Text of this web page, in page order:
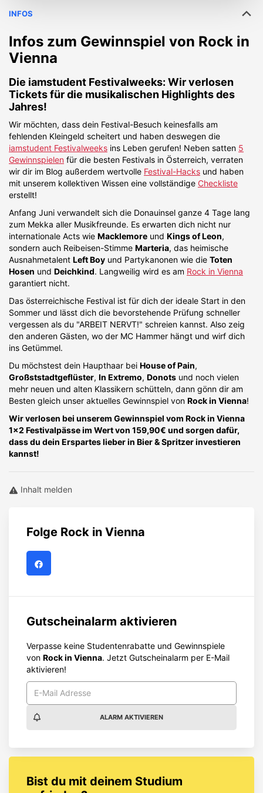
INFOS
Infos zum Gewinnspiel von Rock in
Vienna
Die iamstudent Festivalweeks: Wir verlosen
Tickets für die musikalischen Highlights des
Jahres!
Wir möchten, dass dein Festival-Besuch keinesfalls am
fehlenden Kleingeld scheitert und haben deswegen die
iamstudent Festivalweeks ins Leben gerufen! Neben satten 5
Gewinnspielen für die besten Festivals in Österreich, verraten
wir dir im Blog außerdem wertvolle Festival-Hacks und haben
mit unserem kollektiven Wissen eine vollständige Checkliste
erstellt!
Anfang Juni verwandelt sich die Donauinsel ganze 4 Tage lang
zum Mekka aller Musikfreunde. Es erwarten dich nicht nur
internationale Acts wie Macklemore und Kings of Leon,
sondern auch Reibeisen-Stimme Marteria, das heimische
Ausnahmetalent Left Boy und Partykanonen wie die Toten
Hosen und Deichkind. Langweilig wird es am Rock in Vienna
garantiert nicht.
Das österreichische Festival ist für dich der ideale Start in den
Sommer und lässt dich die bevorstehende Prüfung schneller
vergessen als du "ARBEIT NERVT!" schreien kannst. Also zeig
den anderen Gästen, wo der MC Hammer hängt und wirf dich
ins Getümmel.
Du möchstest dein Haupthaar bei House of Pain,
Großststadtgeflüster, In Extremo, Donots und noch vielen
mehr neuen und alten Klassikern schütteln, dann gönn dir am
Besten gleich unser aktuelles Gewinnspiel von Rock in Vienna!
Wir verlosen bei unserem Gewinnspiel vom Rock in Vienna
1x2 Festivalpässe im Wert von 159,90€ und sorgen dafür,
dass du dein Erspartes lieber in Bier & Spritzer investieren
kannst!
Inhalt melden
Folge Rock in Vienna
Gutscheinalarm aktivieren
Verpasse keine Studentenrabatte und Gewinnspiele
von Rock in Vienna. Jetzt Gutscheinalarm per E-Mail
aktivieren!
ALARM AKTIVIEREN
Bist du mit deinem Studium